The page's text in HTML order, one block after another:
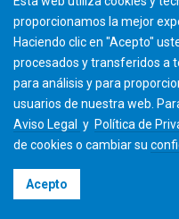
Términos y Condiciones
proporcionamos la mejor
Haciendo clic en "Acepto"
procesados y transferidos a
para análisis y para
usuarios de nuestra web.
Aviso Legal
y Política de
de cookies o cambiar su
Acepto